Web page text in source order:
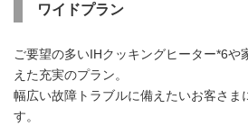
ワイドプラン
ご要望の多いIHクッキングヒーター*6や
えた充実のプラン。
幅広い故障トラブルに備えたいお客さま
す。